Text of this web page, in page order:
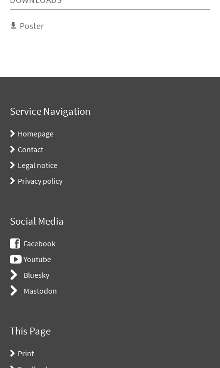
Poster
Service Navigation
Homepage
Contact
Legal notice
Privacy policy
Social Media
Facebook
Youtube
Bluesky
Mastodon
This Page
Print